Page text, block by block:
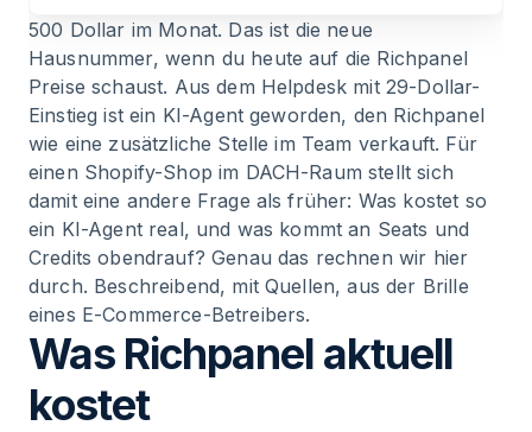
10.Häufige Fragen zu Richpanel Preisen
500 Dollar im Monat. Das ist die neue
Hausnummer, wenn du heute auf die Richpanel
Preise schaust. Aus dem Helpdesk mit 29-Dollar-
Einstieg ist ein KI-Agent geworden, den Richpanel
wie eine zusätzliche Stelle im Team verkauft. Für
einen Shopify-Shop im DACH-Raum stellt sich
damit eine andere Frage als früher: Was kostet so
ein KI-Agent real, und was kommt an Seats und
Credits obendrauf? Genau das rechnen wir hier
durch. Beschreibend, mit Quellen, aus der Brille
eines E-Commerce-Betreibers.
Was Richpanel aktuell
kostet